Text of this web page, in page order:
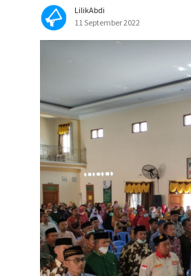
LilikAbdi
11 September 2022